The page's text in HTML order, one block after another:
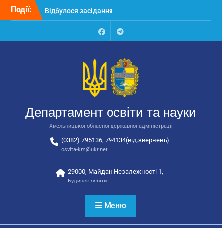
Перейти
Події:
Відбулося засідання
колегії Департаменту
освіти та науки обласної
державної адміністрації
відповідальних за
національно-патріотичне
автобусів для потреб
закладів освіти
FacebookTalegram
Департамент освіти та науки
Хмельницької обласної державної адміністрації
(0382) 795136, 794134(від.звернень)
osvita-km@ukr.net
29000, Майдан Незалежності 1,
Будинок освіти
Меню